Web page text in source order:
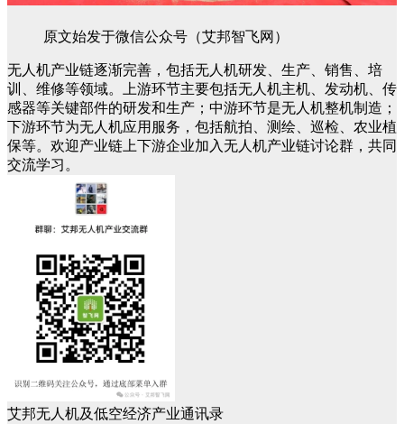
原文始发于微信公众号（艾邦智飞网）
无人机产业链逐渐完善，包括无人机研发、生产、销售、培
训、维修等领域。上游环节主要包括无人机主机、发动机、传
感器等关键部件的研发和生产；中游环节是无人机整机制造；
下游环节为无人机应用服务，包括航拍、测绘、巡检、农业植
保等。欢迎产业链上下游企业加入无人机产业链讨论群，共同
交流学习。
艾邦无人机及低空经济产业通讯录